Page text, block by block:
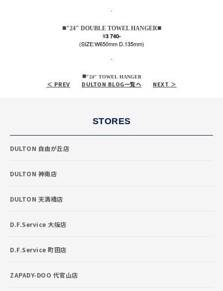
・
■"24" DOUBLE TOWEL HANGER■
¥3 740-
(SIZE:W650mm D.135mm)
・
■"24" TOWEL HANGER
＜ PREV DULTON BLOG一覧へ NEXT ＞
STORES
DULTON 自由が丘店
DULTON 神南店
DULTON 天満橋店
D.F.Service 大阪店
D.F.Service 町田店
ZAPADY-DOO 代官山店